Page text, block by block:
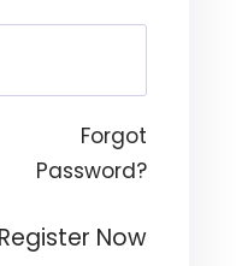
Forgot
Password?
Register Now